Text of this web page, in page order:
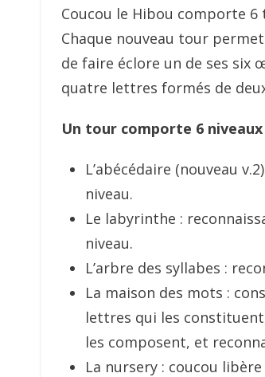
Coucou le Hibou comporte 6
Chaque nouveau tour
de faire éclore un de ses six
quatre lettres formés de
Un tour comporte 6
L’abécédaire (nouveau
niveau.
Le labyrinthe :
niveau.
L’arbre des syllabes :
La maison des mots :
lettres qui les
les composent, et
La nursery : coucou